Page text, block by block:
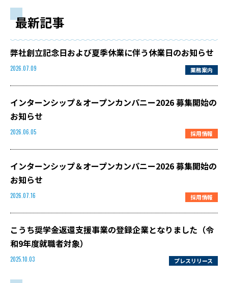
最新記事
弊社創立記念日および夏季休業に伴う休業日のお知らせ
2026.07.09 業務案内
インターンシップ＆オープンカンパニー2026 募集開始の
お知らせ
2026.06.05 採用情報
インターンシップ＆オープンカンパニー2026 募集開始の
お知らせ
2026.07.16 採用情報
こうち奨学金返還支援事業の登録企業となりました（令
和9年度就職者対象）
2025.10.03 プレスリリース